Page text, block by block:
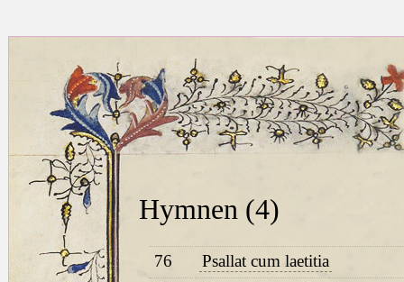
Hymnen (4)
76
Psallat cum laetitia